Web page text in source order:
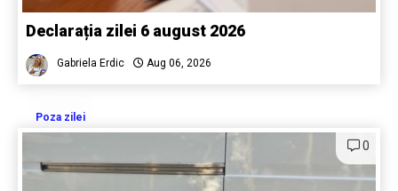
Declarația zilei 6 august 2026
Gabriela Erdic Aug 06, 2026
Poza zilei
0